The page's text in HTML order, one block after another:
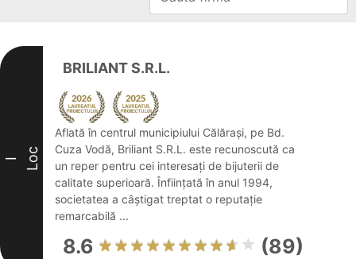
I Loc
BRILIANT S.R.L.
Aflată în centrul municipiului Călărași, pe Bd.
Cuza Vodă, Briliant S.R.L. este recunoscută ca
un reper pentru cei interesați de bijuterii de
calitate superioară. Înființată în anul 1994,
societatea a câștigat treptat o reputație
remarcabilă ...
8.6 (89)